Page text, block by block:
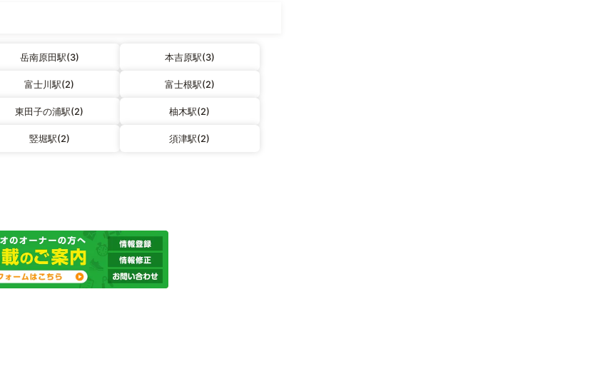
岳南原田駅(3) 本吉原駅(3)
富士川駅(2) 富士根駅(2)
東田子の浦駅(2) 柚木駅(2)
竪堀駅(2) 須津駅(2)